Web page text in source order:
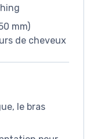
mm)
de cheveux
le bras